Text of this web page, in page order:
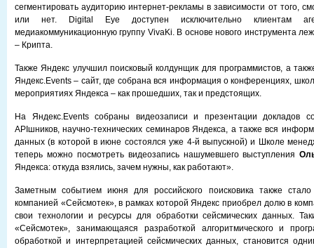
сегментировать аудиторию интернет-рекламы в зависимости от того,
или нет. Digital Eye доступен исключительно клиентам
медиакоммуникационную группу VivaKi. В основе нового инструмента
– Крипта.
Также Яндекс улучшил поисковый колдунщик для программистов, а
Яндекс.Events – сайт, где собрана вся информация о конференциях,
мероприятиях Яндекса – как прошедших, так и предстоящих.
На Яндекс.Events собраны видеозаписи и презентации докладов
APIшников, научно-технических семинаров Яндекса, а также вся
данных (в которой в июне состоялся уже 4-й выпускной) и Школе
теперь можно посмотреть видеозапись нашумевшего выступления
Яндекса: откуда взялись, зачем нужны, как работают».
Заметным событием июня для российского поисковика также
компанией «Сейсмотек», в рамках которой Яндекс приобрел долю в
свои технологии и ресурсы для обработки сейсмических данных.
«Сейсмотек», занимающаяся разработкой алгоритмического и
обработкой и интерпретацией сейсмических данных, становится